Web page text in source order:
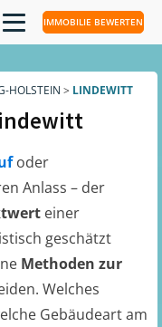
IMMOBILIE BEWERTEN
HOLSTEIN > LINDEWITT
oder
Anlass – der
einer
geschätzt
Methoden zur
Welches
Gebäudeart am